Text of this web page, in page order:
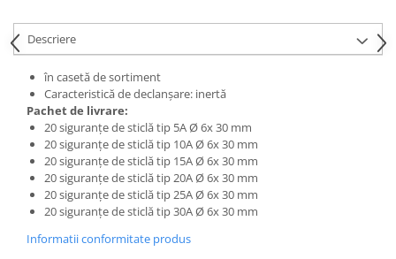
Descriere
în casetă de sortiment
Caracteristică de declanşare: inertă
Pachet de livrare:
20 siguranţe de sticlă tip 5A Ø 6x 30 mm
20 siguranţe de sticlă tip 10A Ø 6x 30 mm
20 siguranţe de sticlă tip 15A Ø 6x 30 mm
20 siguranţe de sticlă tip 20A Ø 6x 30 mm
20 siguranţe de sticlă tip 25A Ø 6x 30 mm
20 siguranţe de sticlă tip 30A Ø 6x 30 mm
Informatii conformitate produs